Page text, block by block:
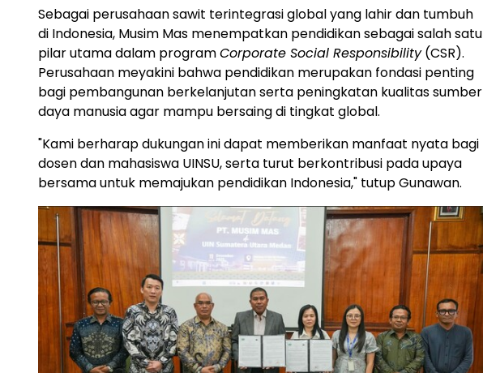
Sebagai perusahaan sawit terintegrasi global yang lahir dan tumbuh
di Indonesia, Musim Mas menempatkan pendidikan sebagai salah satu
pilar utama dalam programCorporate Social Responsibility(CSR).
Perusahaan meyakini bahwa pendidikan merupakan fondasi penting
bagi pembangunan berkelanjutan serta peningkatan kualitas sumber
daya manusia agar mampu bersaing di tingkat global.
"Kami berharap dukungan ini dapat memberikan manfaat nyata bagi
dosen dan mahasiswa UINSU, serta turut berkontribusi pada upaya
bersama untuk memajukan pendidikan Indonesia," tutup Gunawan.